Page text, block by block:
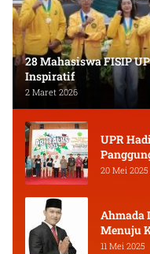
28 Mahasiswa FISIP
Inspiratif
2 Maret 2026
UPR
20 Mei 2025
Ahmada
Menuju
Pejuang
11 Mei 2025